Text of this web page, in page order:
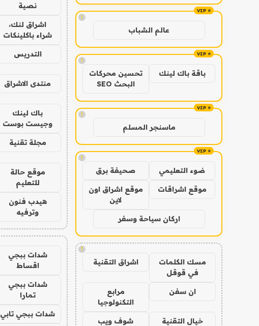
!
عالم الشباب
!
باقة باك لينك
تحسين محركات
البحث SEO
!
ماسنجر المسلم
!
ضوء التعليمي صحيفة برق
موقع اشراقات
موقع اشراق اون
لاين
اركان سياحة وسفر
!
مسك الكلمات
في قوقل
اشراق التقنية
ان سفن
مرابع
التكنولوجيا
خيال التقنية شوف ويب
نصية
اشراق لنك،
شراء باكلينكات
التدريس
منتدى الاشراق
باك لينك
وجيست بوست
مجلة تقنية
موقع حالة
للتعليم
هيدب فنون
وترفيه
شدات ببجي
اقساط
شدات ببجي
تمارا
شدات ببجي تابي